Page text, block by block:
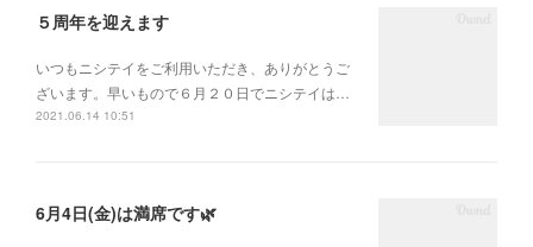
５周年を迎えます
いつもニシテイをご利用いただき、ありがとうご
ざいます。早いもので６月２０日でニシテイは…
2021.06.14 10:51
6月4日(金)は満席です🌿